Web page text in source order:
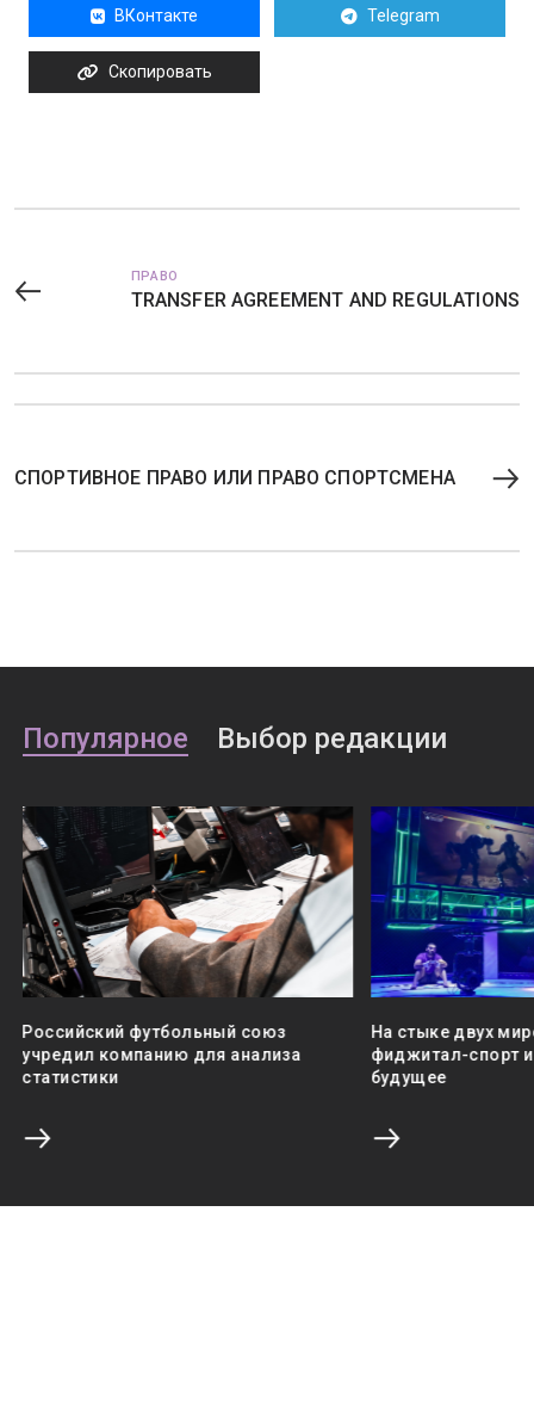
ВКонтакте Telegram
Скопировать
ПРАВО
TRANSFER AGREEMENT AND REGULATIONS
СПОРТИВНОЕ ПРАВО ИЛИ ПРАВО СПОРТСМЕНА
Популярное Выбор редакции
Российский футбольный союз
учредил компанию для анализа
статистики
На стыке двух
фиджитал-спорт
будущее